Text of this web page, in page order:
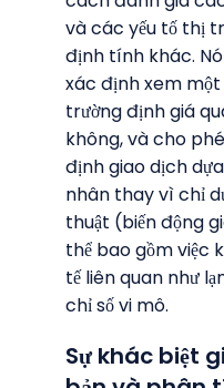
và các yếu tố thị
định tính khác.
xác định xem
trường định giá
không, và cho
định giao dịch
nhân thay vì chỉ
thuật (biến động
thể bao gồm việc
tế liên quan như
chỉ số vi mô.
Sự khác biệt